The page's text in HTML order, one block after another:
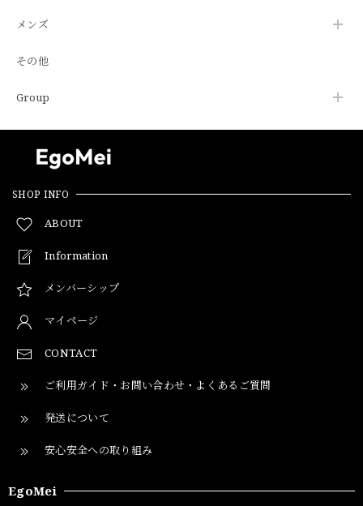
メンズ
その他
Group
SHOP INFO
ABOUT
Information
メンバーシップ
マイページ
CONTACT
ご利用ガイド・お問い合わせ・よくあるご質問
発送について
安心安全への取り組み
EgoMei